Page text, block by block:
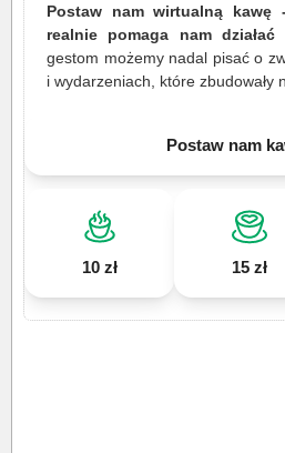
Postaw nam wirtualną
realnie pomaga nam działać
gestom możemy nadal pisać o
i wydarzeniach, które zbudowały
Postaw nam
10 zł 15 zł